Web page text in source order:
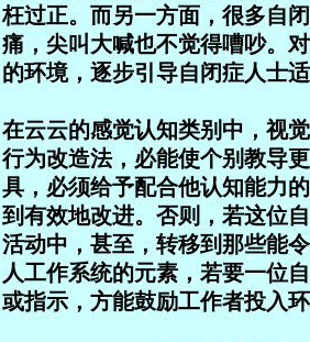
枉过正。而另一方面，很多自
痛，尖叫大喊也不觉得嘈吵。
的环境，逐步引导自闭症人士
在云云的感觉认知类别中，视
行为改造法，必能使个别教导
具，必须给予配合他认知能力
到有效地改进。否则，若这位
活动中，甚至，转移到那些能
人工作系统的元素，若要一位
或指示，方能鼓励工作者投入